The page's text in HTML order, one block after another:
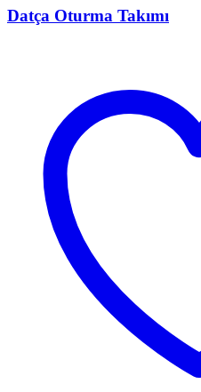
Datça Oturma Takımı